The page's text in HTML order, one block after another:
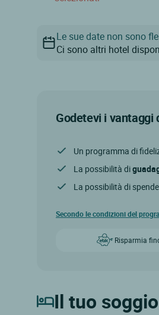
Le sue date non sono
Ci sono altri hotel
Godetevi i vantaggi
Un programma di
La possibilità di
La possibilità di
Secondo le condizioni del
Risparmia
Il tuo